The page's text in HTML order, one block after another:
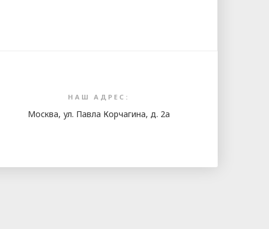
НАШ АДРЕС:
Москва, ул. Павла Корчагина, д. 2а